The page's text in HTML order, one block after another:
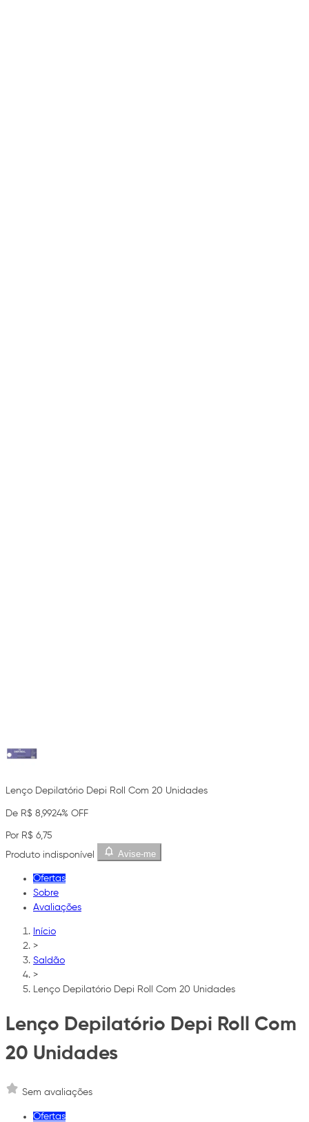
Lenço Depilatório Depi Roll Com 20 Unidades
De R$ 8,9924% OFF
Por R$ 6,75
Produto indisponível
Avise-me
Ofertas
Sobre
Avaliações
Início
>
Saldão
>
Lenço Depilatório Depi Roll Com 20 Unidades
Lenço Depilatório Depi Roll Com
20 Unidades
Sem avaliações
Ofertas